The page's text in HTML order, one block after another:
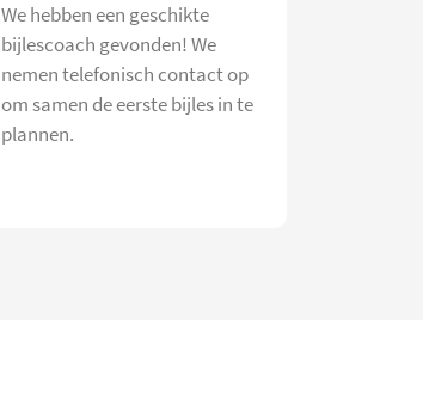
We hebben een geschikte
bijlescoach gevonden! We
nemen telefonisch contact op
om samen de eerste bijles in te
plannen.